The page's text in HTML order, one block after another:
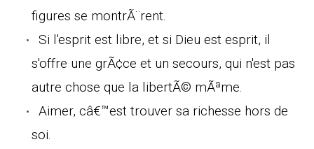
figures se montrÃ¨rent.
Si l'esprit est libre, et si Dieu est esprit, il
s'offre une grÃ¢ce et un secours, qui n'est pas
autre chose que la libertÃ© mÃªme.
Aimer, câ€™est trouver sa richesse hors de
soi.